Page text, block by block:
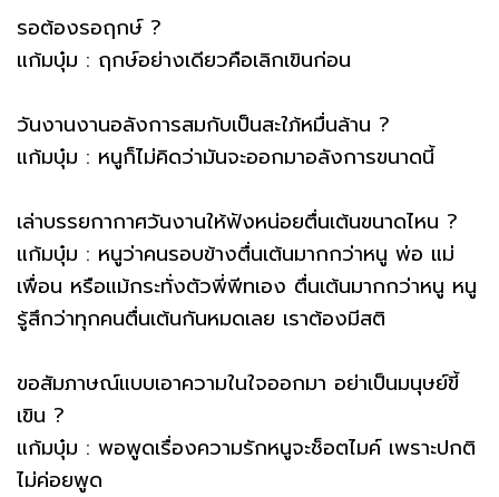
รอต้องรอฤกษ์ ?
แก้มบุ๋ม : ฤกษ์อย่างเดียวคือเลิกเขินก่อน
วันงานงานอลังการสมกับเป็นสะใภ้หมื่นล้าน ?
แก้มบุ๋ม : หนูก็ไม่คิดว่ามันจะออกมาอลังการขนาดนี้
เล่าบรรยกากาศวันงานให้ฟังหน่อยตื่นเต้นขนาดไหน ?
แก้มบุ๋ม : หนูว่าคนรอบข้างตื่นเต้นมากกว่าหนู พ่อ แม่
เพื่อน หรือแม้กระทั่งตัวพี่พีทเอง ตื่นเต้นมากกว่าหนู หนู
รู้สึกว่าทุกคนตื่นเต้นกันหมดเลย เราต้องมีสติ
ขอสัมภาษณ์แบบเอาความในใจออกมา อย่าเป็นมนุษย์ขี้
เขิน ?
แก้มบุ๋ม : พอพูดเรื่องความรักหนูจะช็อตไมค์ เพราะปกติ
ไม่ค่อยพูด